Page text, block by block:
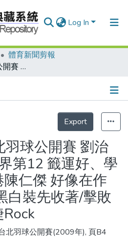
Log In
體育新聞剪報
2009中華台北羽球公開賽 劉治倫晉8 淘汰世界第12 籤運好、學弟挺 擊倒香港陳仁傑 好像在作夢/黃金女雙 黑白裝先收著/擊敗高麗妹 鄭韶婕Rock
Export
球公開賽 劉治
第12 籤運好、學
仁傑 好像在作
白裝先收著/擊敗
北羽球公開賽(2009年), 頁B4